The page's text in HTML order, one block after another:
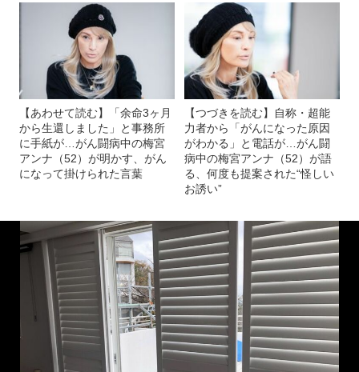
【あわせて読む】「余命3ヶ月
から生還しました」と事務所
に手紙が…がん闘病中の梅宮
アンナ（52）が明かす、がん
になって掛けられた言葉
【つづきを読む】自称・超能
力者から「がんになった原因
がわかる」と電話が…がん闘
病中の梅宮アンナ（52）が語
る、何度も提案された“怪しい
お誘い”